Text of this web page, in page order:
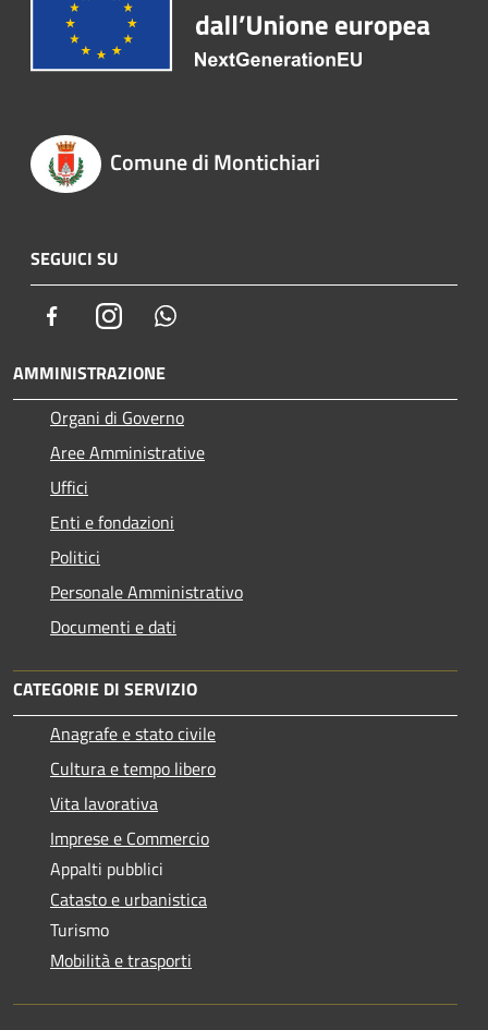
Comune di Montichiari
SEGUICI SU
FacebookInstagram
AMMINISTRAZIONE
Organi di Governo
Aree Amministrative
Uffici
Enti e fondazioni
Politici
Personale Amministrativo
Documenti e dati
CATEGORIE DI SERVIZIO
Anagrafe e stato civile
Cultura e tempo libero
Vita lavorativa
Imprese e Commercio
Appalti pubblici
Catasto e urbanistica
Turismo
Mobilità e trasporti